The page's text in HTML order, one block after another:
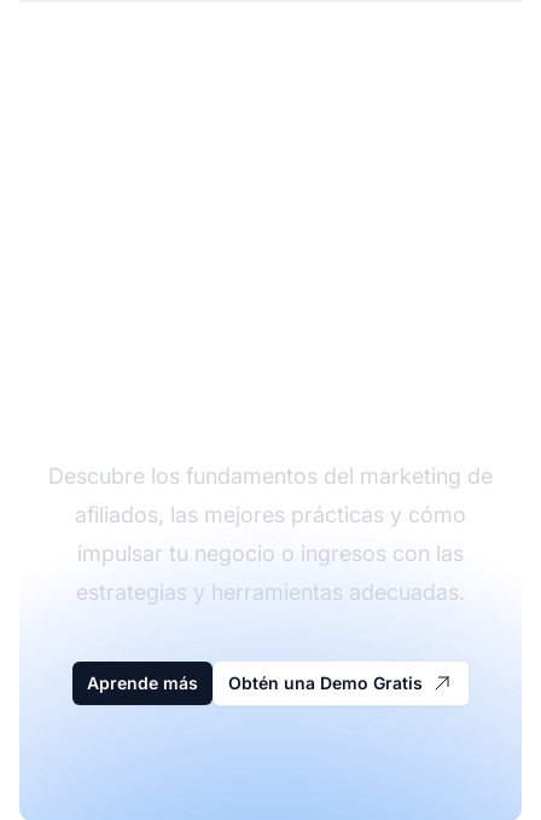
Descubre los fundamentos del marketing de
afiliados, las mejores prácticas y cómo
impulsar tu negocio o ingresos con las
estrategias y herramientas adecuadas.
Aprende más Obtén una Demo Gratis